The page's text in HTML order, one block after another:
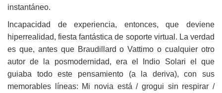
instantáneo.
Incapacidad de experiencia, entonces, que deviene
hiperrealidad, fiesta fantástica de soporte virtual. La verdad
es que, antes que Braudillard o Vattimo o cualquier otro
autor de la posmodernidad, era el Indio Solari el que
guiaba todo este pensamiento (a la deriva), con sus
memorables líneas: Mi novia está / grogui sin respirar /